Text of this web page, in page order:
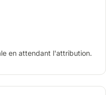
en attendant l'attribution.